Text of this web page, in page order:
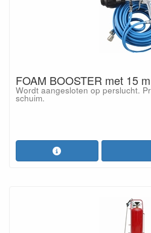
FOAM BOOSTER met 15
Wordt aangesloten op perslucht.
schuim.